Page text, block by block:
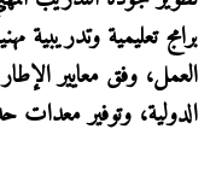
برامج تعليمية وتدريبية
العمل، وفق معايير
الدولية، وتوفير معدات